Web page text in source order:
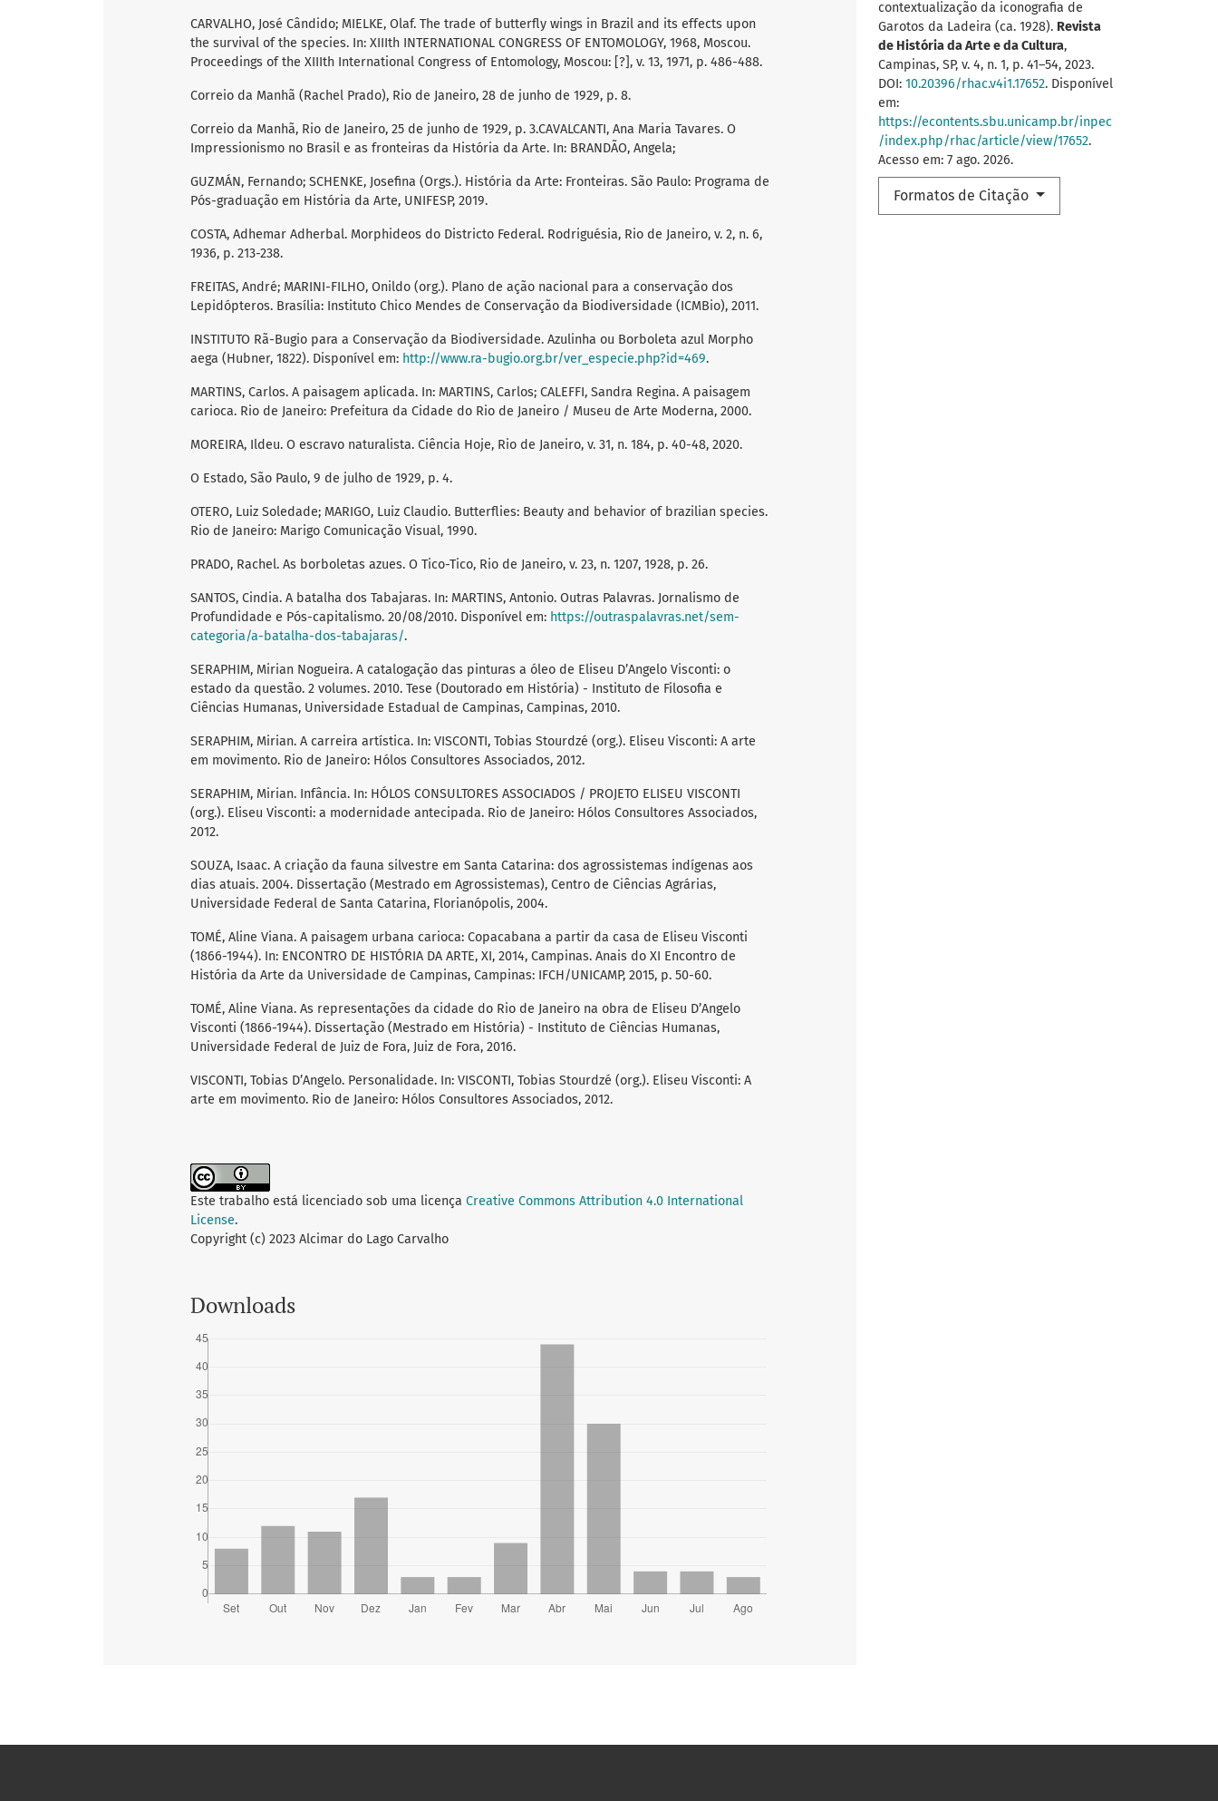
contextualização da iconografia de
Garotos da Ladeira (ca. 1928). Revista
de História da Arte e da Cultura,
Campinas, SP, v. 4, n. 1, p. 41–54, 2023.
DOI: 10.20396/rhac.v4i1.17652. Disponível
em:
https://econtents.sbu.unicamp.br/inpec
/index.php/rhac/article/view/17652.
Acesso em: 7 ago. 2026.
Formatos de Citação
CARVALHO, José Cândido; MIELKE, Olaf. The trade of butterfly wings in Brazil and its effects upon
the survival of the species. In: XIIIth INTERNATIONAL CONGRESS OF ENTOMOLOGY, 1968, Moscou.
Proceedings of the XIIIth International Congress of Entomology, Moscou: [?], v. 13, 1971, p. 486-488.
Correio da Manhã (Rachel Prado), Rio de Janeiro, 28 de junho de 1929, p. 8.
Correio da Manhã, Rio de Janeiro, 25 de junho de 1929, p. 3.CAVALCANTI, Ana Maria Tavares. O
Impressionismo no Brasil e as fronteiras da História da Arte. In: BRANDÃO, Angela;
GUZMÁN, Fernando; SCHENKE, Josefina (Orgs.). História da Arte: Fronteiras. São Paulo: Programa de
Pós-graduação em História da Arte, UNIFESP, 2019.
COSTA, Adhemar Adherbal. Morphideos do Districto Federal. Rodriguésia, Rio de Janeiro, v. 2, n. 6,
1936, p. 213-238.
FREITAS, André; MARINI-FILHO, Onildo (org.). Plano de ação nacional para a conservação dos
Lepidópteros. Brasília: Instituto Chico Mendes de Conservação da Biodiversidade (ICMBio), 2011.
INSTITUTO Rã-Bugio para a Conservação da Biodiversidade. Azulinha ou Borboleta azul Morpho
aega (Hubner, 1822). Disponível em: http://www.ra-bugio.org.br/ver_especie.php?id=469.
MARTINS, Carlos. A paisagem aplicada. In: MARTINS, Carlos; CALEFFI, Sandra Regina. A paisagem
carioca. Rio de Janeiro: Prefeitura da Cidade do Rio de Janeiro / Museu de Arte Moderna, 2000.
MOREIRA, Ildeu. O escravo naturalista. Ciência Hoje, Rio de Janeiro, v. 31, n. 184, p. 40-48, 2020.
O Estado, São Paulo, 9 de julho de 1929, p. 4.
OTERO, Luiz Soledade; MARIGO, Luiz Claudio. Butterflies: Beauty and behavior of brazilian species.
Rio de Janeiro: Marigo Comunicação Visual, 1990.
PRADO, Rachel. As borboletas azues. O Tico-Tico, Rio de Janeiro, v. 23, n. 1207, 1928, p. 26.
SANTOS, Cindia. A batalha dos Tabajaras. In: MARTINS, Antonio. Outras Palavras. Jornalismo de
Profundidade e Pós-capitalismo. 20/08/2010. Disponível em: https://outraspalavras.net/sem-
categoria/a-batalha-dos-tabajaras/.
SERAPHIM, Mirian Nogueira. A catalogação das pinturas a óleo de Eliseu D’Angelo Visconti: o
estado da questão. 2 volumes. 2010. Tese (Doutorado em História) - Instituto de Filosofia e
Ciências Humanas, Universidade Estadual de Campinas, Campinas, 2010.
SERAPHIM, Mirian. A carreira artística. In: VISCONTI, Tobias Stourdzé (org.). Eliseu Visconti: A arte
em movimento. Rio de Janeiro: Hólos Consultores Associados, 2012.
SERAPHIM, Mirian. Infância. In: HÓLOS CONSULTORES ASSOCIADOS / PROJETO ELISEU VISCONTI
(org.). Eliseu Visconti: a modernidade antecipada. Rio de Janeiro: Hólos Consultores Associados,
2012.
SOUZA, Isaac. A criação da fauna silvestre em Santa Catarina: dos agrossistemas indígenas aos
dias atuais. 2004. Dissertação (Mestrado em Agrossistemas), Centro de Ciências Agrárias,
Universidade Federal de Santa Catarina, Florianópolis, 2004.
TOMÉ, Aline Viana. A paisagem urbana carioca: Copacabana a partir da casa de Eliseu Visconti
(1866-1944). In: ENCONTRO DE HISTÓRIA DA ARTE, XI, 2014, Campinas. Anais do XI Encontro de
História da Arte da Universidade de Campinas, Campinas: IFCH/UNICAMP, 2015, p. 50-60.
TOMÉ, Aline Viana. As representações da cidade do Rio de Janeiro na obra de Eliseu D’Angelo
Visconti (1866-1944). Dissertação (Mestrado em História) - Instituto de Ciências Humanas,
Universidade Federal de Juiz de Fora, Juiz de Fora, 2016.
VISCONTI, Tobias D’Angelo. Personalidade. In: VISCONTI, Tobias Stourdzé (org.). Eliseu Visconti: A
arte em movimento. Rio de Janeiro: Hólos Consultores Associados, 2012.
Este trabalho está licenciado sob uma licença Creative Commons Attribution 4.0 International
License.
Copyright (c) 2023 Alcimar do Lago Carvalho
Downloads